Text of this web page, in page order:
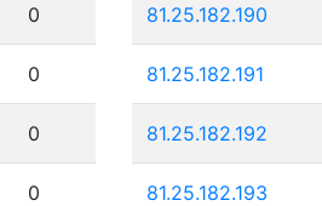
0
0
0
0
81.25.182.190
81.25.182.191
81.25.182.192
81.25.182.193